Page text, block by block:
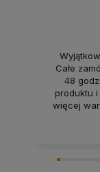
Całe
48
produktu
więcej
dania,